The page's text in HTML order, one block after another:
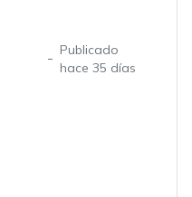
Publicado
hace 35 días